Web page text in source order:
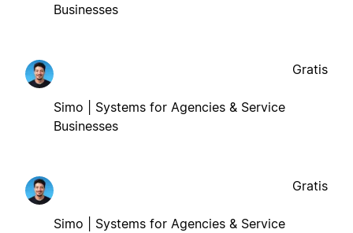
Businesses
Simo | Systems for Agencies & Service
Businesses
Gratis
Simo | Systems for Agencies & Service
Gratis